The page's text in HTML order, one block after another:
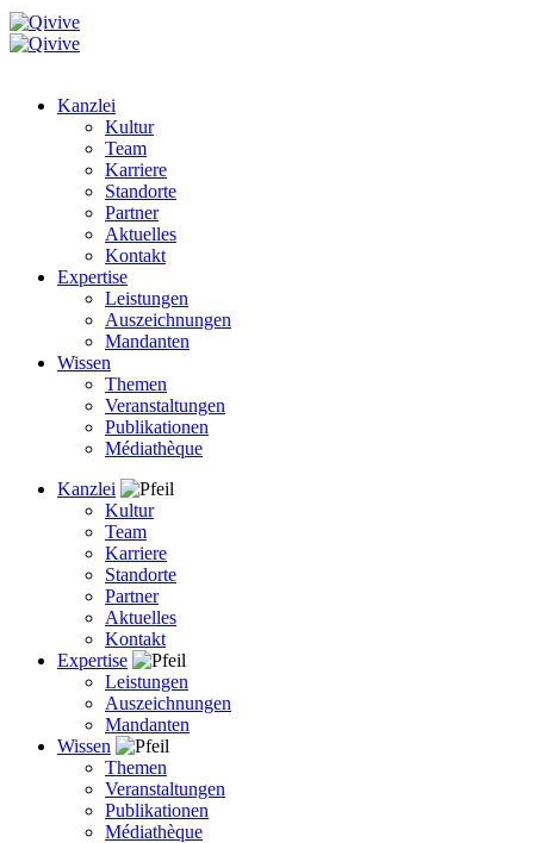
Kanzlei
Kultur
Team
Karriere
Standorte
Partner
Aktuelles
Kontakt
Expertise
Leistungen
Auszeichnungen
Mandanten
Wissen
Themen
Veranstaltungen
Publikationen
Médiathèque
Kanzlei
Kultur
Team
Karriere
Standorte
Partner
Aktuelles
Kontakt
Expertise
Leistungen
Auszeichnungen
Mandanten
Wissen
Themen
Veranstaltungen
Publikationen
Médiathèque